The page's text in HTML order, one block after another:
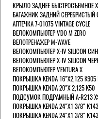
КРЫЛО ЗАДНЕЕ БЫСТРОСЪЕМНОЕ X-
БАГАЖНИК ЗАДНИЙ СЕРЕБРИСТЫЙ
АПТЕЧКА 7-01075 VINTAGE CYCLE
ВЕЛОКОМПЬЮТЕР VDO M ZERO
ВЕЛОТРЕНАЖЕР M-WAVE
ВЕЛОКОМПЬЮТЕР X-IV SILICON
ВЕЛОКОМПЬЮТЕР X-IV SILICON
ВЕЛОКОМПЬЮТЕР VENTURA Х
ПОКРЫШКА KENDA 16"Х2,125 K905
ПОКРЫШКА KENDA 20"Х 2,125 K50
ПОДСУМОК ПОДРАМНЫЙ A-R213 X9
ПОКРЫШКА KENDA 24"Х1 3/8" K143
ПОКРЫШКА KENDA 24"Х1 3/8" K143